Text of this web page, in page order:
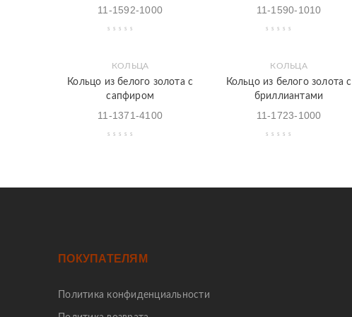
11-1592-1000 11-1590-1010
Быстрый
КОЛЬЦА
Кольцо из белого золота с
сапфиром
11-1371-4100
Быстрый
просмотр
КОЛЬЦА
Кольцо из белого золота с
бриллиантами
11-1723-1000
ПОКУПАТЕЛЯМ
Политика конфиденциальности